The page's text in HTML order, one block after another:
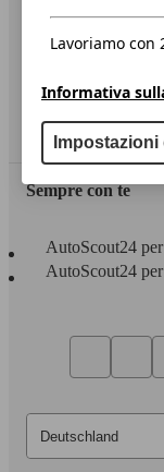
Privacy
Servizi
Area rivenditori
Sempre con te
AutoScout24
AutoScout24
Lavoriamo con
Informativa